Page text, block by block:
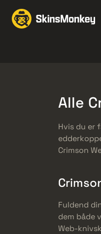
Alle
Hvis du er
Crimson
Fuldend
dem både
Web-